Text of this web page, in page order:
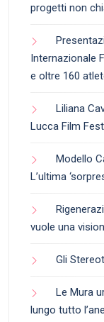
progetti non
Internazionale
e oltre 160
Liliana
Lucca Film
Modello
L’ultima
vuole una
Gli
Le Mura
lungo tutto